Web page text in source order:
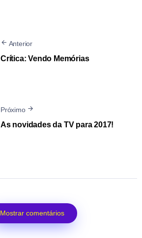
Anterior
Crítica: Vendo Memórias
Próximo
As novidades da TV para 2017!
Mostrar comentários